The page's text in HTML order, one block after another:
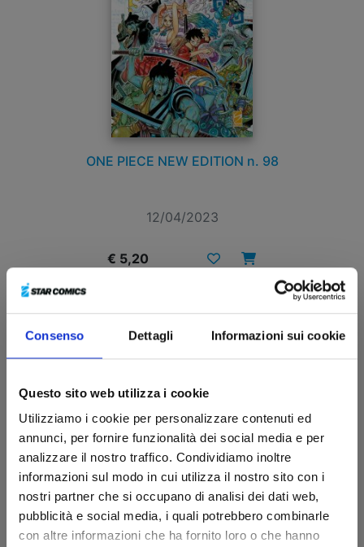
Consenso Dettagli Informazioni sui cookie
Questo sito web utilizza i cookie
Utilizziamo i cookie per personalizzare contenuti ed
annunci, per fornire funzionalità dei social media e per
analizzare il nostro traffico. Condividiamo inoltre
informazioni sul modo in cui utilizza il nostro sito con i
nostri partner che si occupano di analisi dei dati web,
pubblicità e social media, i quali potrebbero combinarle
con altre informazioni che ha fornito loro o che hanno
ONE PIECE NEW EDITION n. 98
12/04/2023
€ 5,20
CARD CAPTOR SAKURA CLEAR CARD n. 13